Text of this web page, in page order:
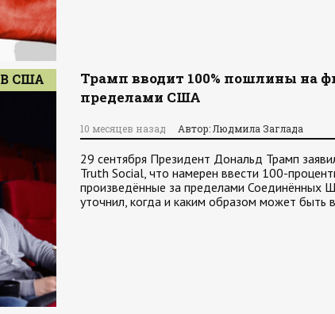
В США
Трамп вводит 100% пошлины на
пределами США
10 месяцев назад Автор: Людмила Заглада
29 сентября Президент Дональд Трамп
Truth Social, что намерен ввести 100-
произведённые за пределами Соединённых
уточнил, когда и каким образом может быть